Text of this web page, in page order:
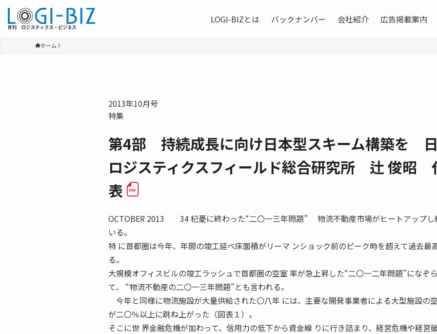
LOGI-BIZとは バックナンバー 会社紹介 広告掲載案内
ホーム
2013年10月号
特集
第4部 持続成長に向け日本型スキーム構築を
ロジスティクスフィールド総合研究所 辻 俊昭
表
OCTOBER 2013 34 杞憂に終わった“二〇一三年問題” 物流不動産市場がヒートアップし
いる。
特 に首都圏は今年、年間の竣工延べ床面積がリーマ ンショック前のピーク時を超えて過去最
る。
大規模オフィスビルの竣工ラッシュで首都圏の空室 率が急上昇した“二〇一二年問題”になぞ
て、 “物流不動産の二〇一三年問題”とも言われる。
今年と同様に物流施設が大量供給された〇八年 には、主要な開発事業者による大型施設の
が二〇％以上に跳ね上がった（図表１）。
そこに世 界金融危機が加わって、信用力の低下から資金繰 りに行き詰まり、経営危機や経営破